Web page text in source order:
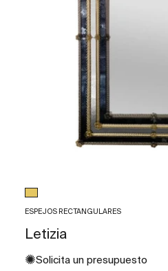
Color de Cristal
Pan de oro
ESPEJOS RECTANGULARES
Letizia
✺Solicita un presupuesto